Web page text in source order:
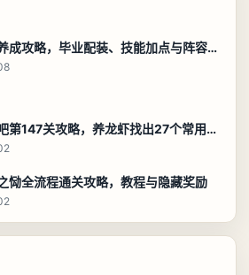
异环白藏养成攻略，毕业配装、技能加点与阵容搭配保姆级解析
聪明开局吧第147关攻略，养龙虾找出27个常用字通关答案
恸全流程通关攻略，教程与隐藏奖励